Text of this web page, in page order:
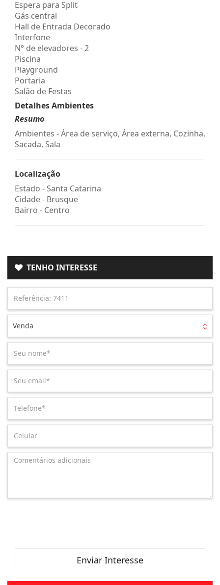
Espera para Split
Gás central
Hall de Entrada Decorado
Interfone
N° de elevadores - 2
Piscina
Playground
Portaria
Salão de Festas
Detalhes Ambientes
Resumo
Ambientes - Área de serviço, Área externa, Cozinha,
Sacada, Sala
Localização
Estado -Santa Catarina
Cidade - Brusque
Bairro - Centro
TENHO INTERESSE
Venda
Enviar Interesse